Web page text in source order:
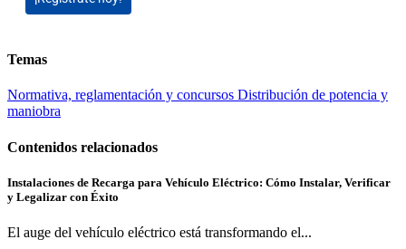
Temas
Normativa, reglamentación y concursos Distribución de potencia y
maniobra
Contenidos relacionados
Instalaciones de Recarga para Vehículo Eléctrico: Cómo Instalar, Verificar
y Legalizar con Éxito
El auge del vehículo eléctrico está transformando el...